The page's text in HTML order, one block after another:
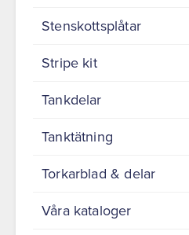
Stenskottsplåtar
Stripe kit
Tankdelar
Tanktätning
Torkarblad & delar
Våra kataloger